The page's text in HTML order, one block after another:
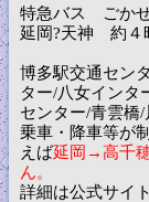
特急バス ごか
延岡?天神 約４
博多駅交通セン
ター/八女インタ
センター/青雲橋
乗車・降車等が
えば延岡→高千
ん。
詳細は公式サイ